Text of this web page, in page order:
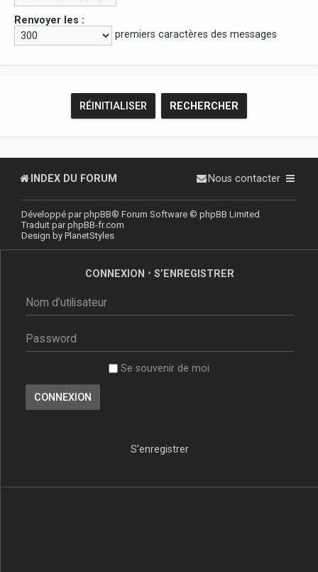
Renvoyer les :
premiers caractères des messages
INDEX DU FORUM Nous contacter
Développé parphpBB® Forum Software © phpBB Limited
Traduit parphpBB-fr.com
Design by PlanetStyles
CONNEXION • S’ENREGISTRER
Se souvenir de moi
S’enregistrer